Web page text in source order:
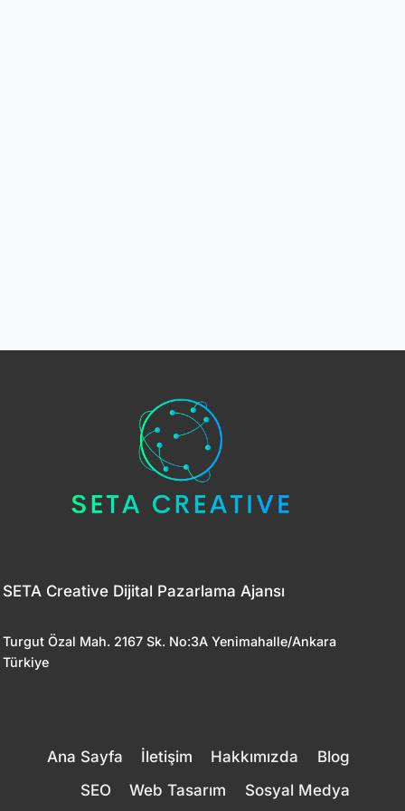
SETA Creative Dijital Pazarlama Ajansı
Turgut Özal Mah. 2167 Sk. No:3A Yenimahalle/Ankara
Türkiye
Ana Sayfa İletişim Hakkımızda
Blog
SEO
Web Tasarım Sosyal Medya